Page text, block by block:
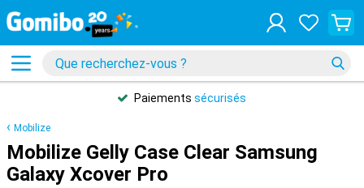
Paiements sécurisés
Mobilize
Mobilize Gelly Case Clear Samsung
Galaxy Xcover Pro